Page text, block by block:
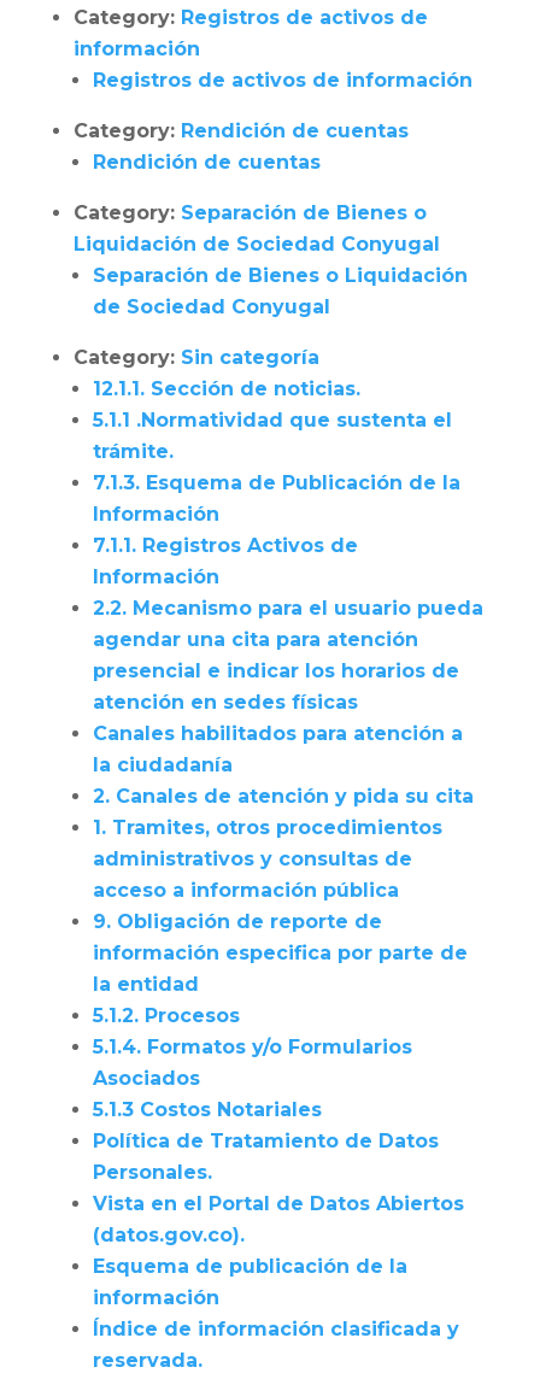
Category: Registros de activos de
información
Registros de activos de información
Category: Rendición de cuentas
Rendición de cuentas
Category: Separación de Bienes o
Liquidación de Sociedad Conyugal
Separación de Bienes o Liquidación
de Sociedad Conyugal
Category: Sin categoría
12.1.1. Sección de noticias.
5.1.1 .Normatividad que sustenta el
trámite.
7.1.3. Esquema de Publicación de la
Información
7.1.1. Registros Activos de
Información
2.2. Mecanismo para el usuario pueda
agendar una cita para atención
presencial e indicar los horarios de
atención en sedes físicas
Canales habilitados para atención a
la ciudadanía
2. Canales de atención y pida su cita
1. Tramites, otros procedimientos
administrativos y consultas de
acceso a información pública
9. Obligación de reporte de
información especifica por parte de
la entidad
5.1.2. Procesos
5.1.4. Formatos y/o Formularios
Asociados
5.1.3 Costos Notariales
Política de Tratamiento de Datos
Personales.
Vista en el Portal de Datos Abiertos
(datos.gov.co).
Esquema de publicación de la
información
Índice de información clasificada y
reservada.